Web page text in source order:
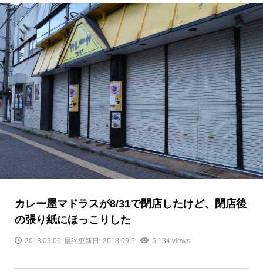
カレー屋マドラスが8/31で閉店したけど、閉店後
の張り紙にほっこりした
2018.09.05 最終更新日: 2018.09.5 5,134 views